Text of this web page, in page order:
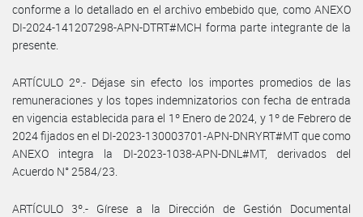
conforme a lo detallado en el archivo embebido que, como ANEXO
DI-2024-141207298-APN-DTRT#MCH forma parte integrante de la
presente.
ARTÍCULO 2º.- Déjase sin efecto los importes promedios de las
remuneraciones y los topes indemnizatorios con fecha de entrada
en vigencia establecida para el 1º Enero de 2024, y 1º de Febrero de
2024 fijados en el DI-2023-130003701-APN-DNRYRT#MT que como
ANEXO integra la DI-2023-1038-APN-DNL#MT, derivados del
Acuerdo N° 2584/23.
ARTÍCULO 3º.- Gírese a la Dirección de Gestión Documental